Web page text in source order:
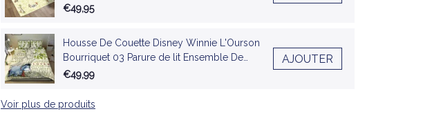
€49,95
Housse De Couette Disney Winnie L'Ourson
Bourriquet 03 Parure de lit Ensemble De
Literie
€49,99
AJOUTER
Voir plus de produits